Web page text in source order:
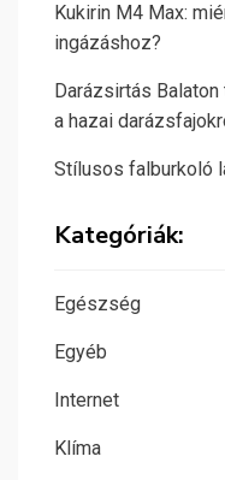
Kukirin M4 Max:
ingázáshoz?
Darázsirtás
a hazai
Stílusos falburkoló
Kategóriák:
Egészség
Egyéb
Internet
Klíma